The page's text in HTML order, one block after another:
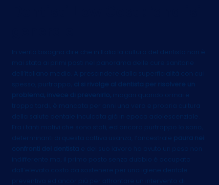
In verità bisogna dire che in Italia la cultura del dentista non è
mai stata ai primi posti nel panorama delle cure sanitarie
dell’italiano medio. A prescindere dalla superficialità con cui
spesso, purtroppo, ci si rivolge al dentista per risolvere un
problema, invece di prevenirlo,
magari quando ormai è
troppo tardi, è mancata per anni una vera e propria cultura
della salute dentale inculcata già in epoca adolescenziale.
Fra i tanti motivi che sono stati, ed ancora purtroppo lo sono,
determinanti di questa cattiva usanza, l’ancestrale
paura nei
confronti del dentista
e del suo lavoro ha avuto un peso non
indifferente ma, il primo posto senza dubbio è occupato
dall’elevato costo da sostenere per una igiene dentale
preventiva ed ancor più per affrontare un intervento di